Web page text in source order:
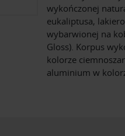
wykończonej
eukaliptusa,
wybarwionej na
Gloss). Korpus
kolorze
aluminium w